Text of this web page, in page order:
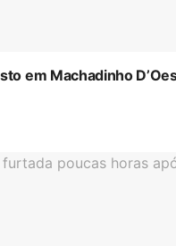
em Machadinho